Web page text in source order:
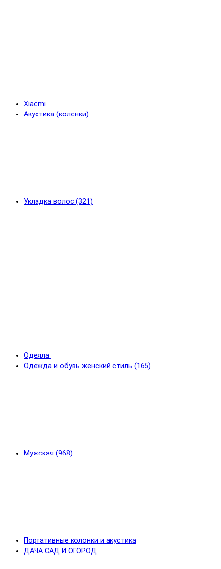
Xiaomi
Акустика (колонки)
Укладка волос (321)
Одеяла
Одежда и обувь женский стиль (165)
Мужская (968)
Портативные колонки и акустика
ДАЧА САД И ОГОРОД